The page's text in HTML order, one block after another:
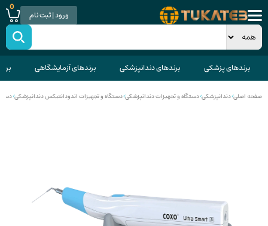
ورود | ثبت نام
0
برندهای پزشکی برندهای دندانپزشکی برندهای آزمایشگاهی
صفحه اصلی>دندانپزشکی>دستگاه و تجهیزات دندانپزشکی>دستگاه و تجهیزات اندودانتیکس دندانپزشکی>